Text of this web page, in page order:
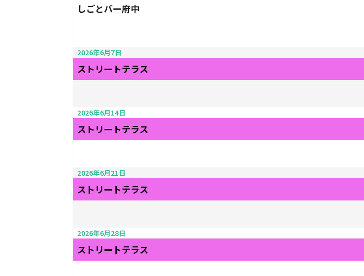
しごとバー府中
2026年6月7日
ストリートテラス
2026年6月14日
ストリートテラス
2026年6月21日
ストリートテラス
2026年6月28日
ストリートテラス